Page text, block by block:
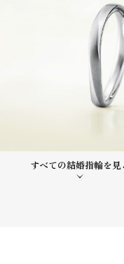
すべての結婚指輪を見